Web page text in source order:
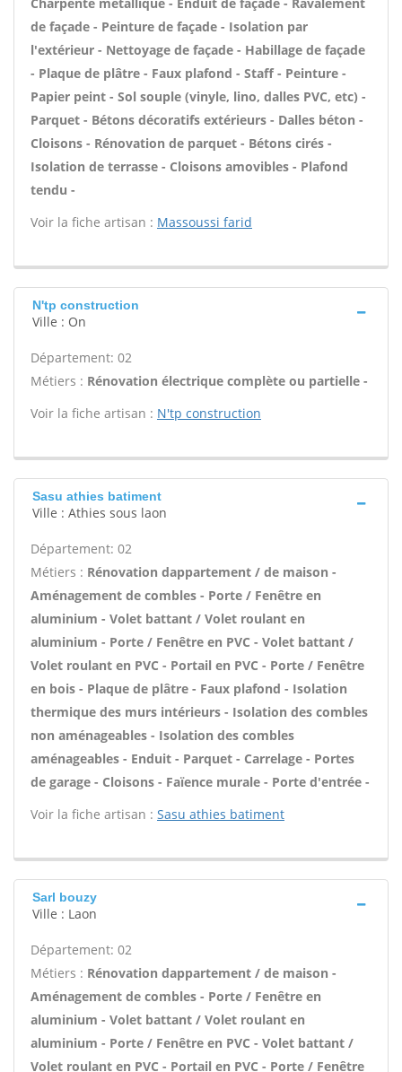
de façade - Peinture de façade - Isolation par
l'extérieur - Nettoyage de façade - Habillage de façade
- Plaque de plâtre - Faux plafond - Staff - Peinture -
Papier peint - Sol souple (vinyle, lino, dalles PVC, etc) -
Parquet - Bétons décoratifs extérieurs - Dalles béton -
Cloisons - Rénovation de parquet - Bétons cirés -
Isolation de terrasse - Cloisons amovibles - Plafond
tendu -
Voir la fiche artisan : Massoussi farid
N'tp construction
Ville : On
Département: 02
Métiers : Rénovation électrique complète ou partielle -
Voir la fiche artisan : N'tp construction
Sasu athies batiment
Ville : Athies sous laon
Département: 02
Métiers : Rénovation dappartement / de maison -
Aménagement de combles - Porte / Fenêtre en
aluminium - Volet battant / Volet roulant en
aluminium - Porte / Fenêtre en PVC - Volet battant /
Volet roulant en PVC - Portail en PVC - Porte / Fenêtre
en bois - Plaque de plâtre - Faux plafond - Isolation
thermique des murs intérieurs - Isolation des combles
non aménageables - Isolation des combles
aménageables - Enduit - Parquet - Carrelage - Portes
de garage - Cloisons - Faïence murale - Porte d'entrée -
Voir la fiche artisan : Sasu athies batiment
Sarl bouzy
Ville : Laon
Département: 02
Métiers : Rénovation dappartement / de maison -
Aménagement de combles - Porte / Fenêtre en
aluminium - Volet battant / Volet roulant en
aluminium - Porte / Fenêtre en PVC - Volet battant /
Volet roulant en PVC - Portail en PVC - Porte / Fenêtre